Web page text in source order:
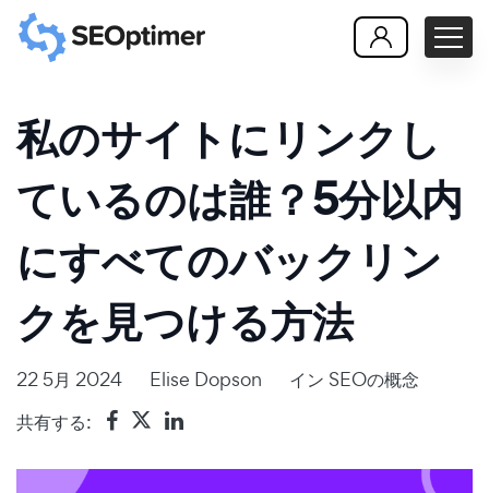
私のサイトにリンクし
ているのは誰？5分以内
にすべてのバックリン
クを見つける方法
22 5月 2024 Elise Dopson イン SEOの概念
共有する: